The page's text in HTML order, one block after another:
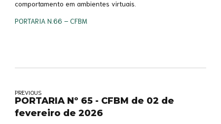
comportamento em ambientes virtuais.
PORTARIA N.66 – CFBM
PREVIOUS
PORTARIA Nº 65 - CFBM de 02 de
fevereiro de 2026